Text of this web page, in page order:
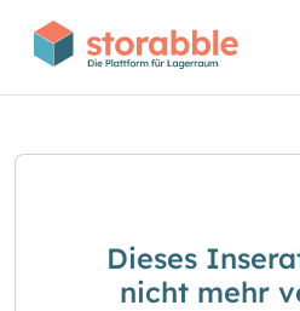
Dieses
nicht mehr